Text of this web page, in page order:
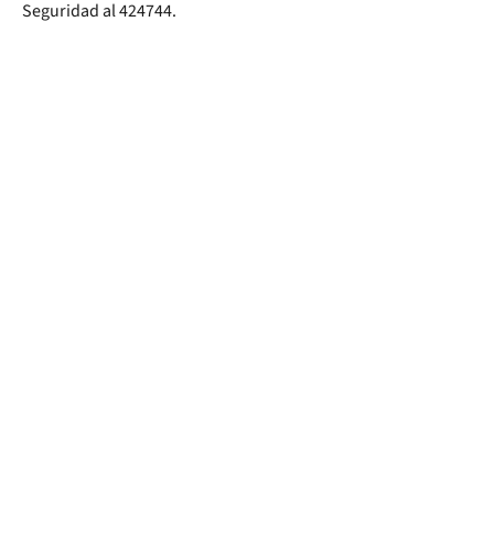
Seguridad al 424744.